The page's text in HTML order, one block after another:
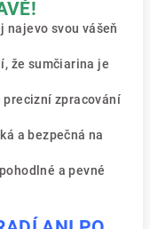
najevo svou vášeň
že sumčiarina je
precizní zpracování
a bezpečná na
a pevné